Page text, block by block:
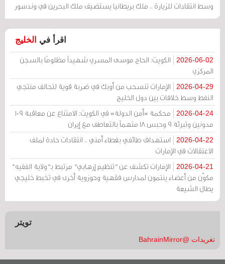
وسط انتقادات للزيارة .. ملك بريطانيا يستضيف ملك البحرين في وندسور
اقرأ في الخليج
2026-06-02
الكويت: الحاج موسى المسري شهيداً مظلومًا بالسجن
المركزي
2026-04-29
الإمارات تنسحب من أوبك في ضربة قوية لتحالف منتجي
النفط وسط خلافات بين دول الخليج
2026-04-24
محكمة «أمن الدولة» في الكويت: الامتناع عن معاقبة 109
مدونين وتبرئة 9 وحبس 18 متهماً بالتعاطف مع إيران
2026-04-22
استهداف طائفي بغطاء أمني .. انتقادات حادة لملف
الاعتقالات في الإمارات
2026-04-21
الإمارات تكشف عن "تنظيم إرهابي" مرتبط بـ"ولاية الفقيه"
مكوّن من أعضاء ينتمون لمدارس فقهية وحوزوية أخرى في تخبط خليجي
يطال الشيعة
تويتر
تغريدات @BahrainMirror